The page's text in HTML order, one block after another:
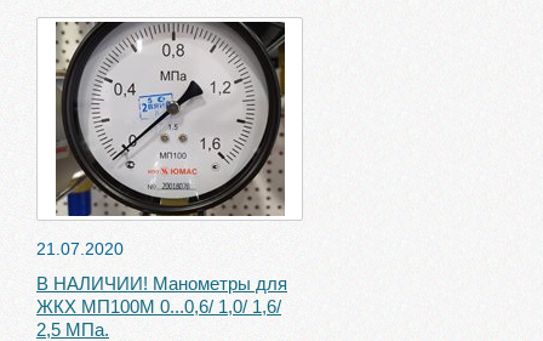
21.07.2020
В НАЛИЧИИ! Манометры для
ЖКХ МП100М 0...0,6/ 1,0/ 1,6/
2,5 МПа.